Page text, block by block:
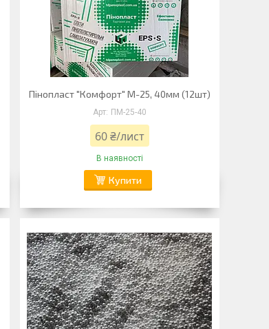
Пінопласт "Комфорт" М-25, 40мм (12шт)
ПМ-25-40
60 ₴/лист
В наявності
Купити